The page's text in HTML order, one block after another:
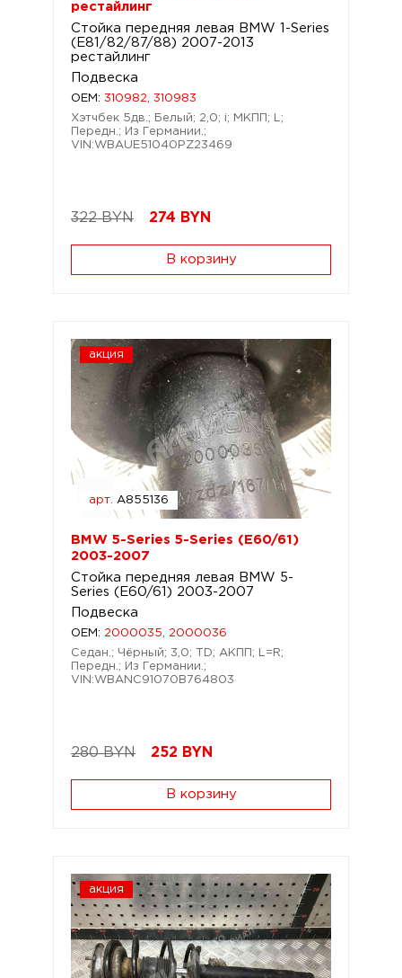
рестайлинг
Стойка передняя левая BMW 1-Series
(E81/82/87/88) 2007-2013
рестайлинг
Подвеска
OEM: 310982, 310983
Хэтчбек 5дв.; Белый; 2,0; i; МКПП; L;
Передн.; Из Германии.;
VIN:WBAUE51040PZ23469
322 BYN 274 BYN
В корзину
акция
арт. A855136
BMW 5-Series 5-Series (E60/61)
2003-2007
Стойка передняя левая BMW 5-
Series (E60/61) 2003-2007
Подвеска
OEM: 2000035, 2000036
Седан.; Чёрный; 3,0; TD; АКПП; L=R;
Передн.; Из Германии.;
VIN:WBANC91070B764803
280 BYN 252 BYN
В корзину
акция